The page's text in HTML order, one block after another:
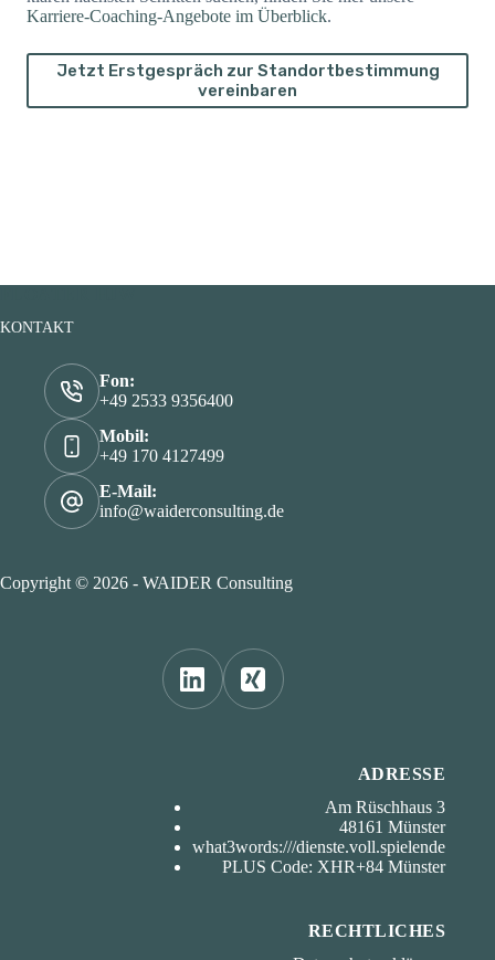
Karriere-Coaching-Angebote im Überblick.
Jetzt Erstgespräch zur Standortbestimmung
vereinbaren
KONTAKT
Fon:
+49 2533 9356400
Mobil:
+49 170 4127499
E-Mail:
info@waiderconsulting.de
Copyright © 2026 - WAIDER Consulting
ADRESSE
Am Rüschhaus 3
48161 Münster
what3words:///dienste.voll.spielende
PLUS Code: XHR+84 Münster
RECHTLICHES